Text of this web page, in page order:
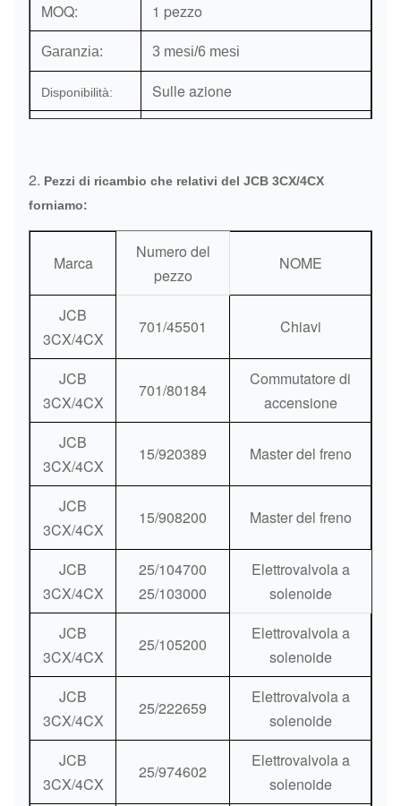
MOQ:
1 pezzo
Garanzia: 3 mesi/6 mesi
Disponibilità: Sulle azione
Metodi di
consegna:
dell'aria/trasporto del mare
pagamento:
La Banca/Western Union/Paypal
2. Pezzi di ricambio che relativi del JCB 3CX/4CX
forniamo:
Marca
Numero del
pezzo
NOME
JCB
3CX/4CX
701/45501 Chiavi
JCB
3CX/4CX
701/80184
Commutatore di
accensione
JCB
3CX/4CX
15/920389 Master del freno
JCB
3CX/4CX
15/908200 Master del freno
JCB
3CX/4CX
25/104700
25/103000
Elettrovalvola a
solenoide
JCB
3CX/4CX
25/105200
Elettrovalvola a
solenoide
JCB
3CX/4CX
25/222659
Elettrovalvola a
solenoide
JCB
3CX/4CX
25/974602
Elettrovalvola a
solenoide